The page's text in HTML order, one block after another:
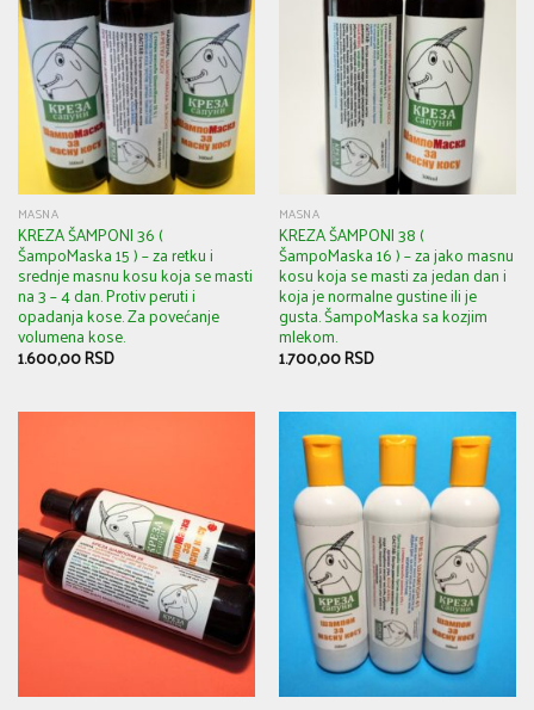
MASNA
KREZA ŠAMPONI 36 (
ŠampoMaska 15 ) – za retku i
srednje masnu kosu koja se masti
na 3 – 4 dan. Protiv peruti i
opadanja kose. Za povećanje
volumena kose.
1.600,00RSD
MASNA
KREZA ŠAMPONI 38 (
ŠampoMaska 16 ) – za jako masnu
kosu koja se masti za jedan dan i
koja je normalne gustine ili je
gusta. ŠampoMaska sa kozjim
mlekom.
1.700,00RSD